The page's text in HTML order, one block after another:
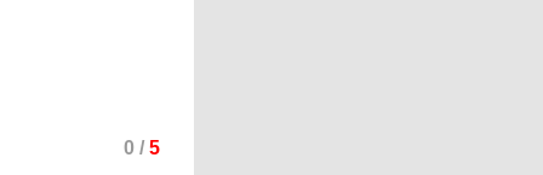
0 / 5